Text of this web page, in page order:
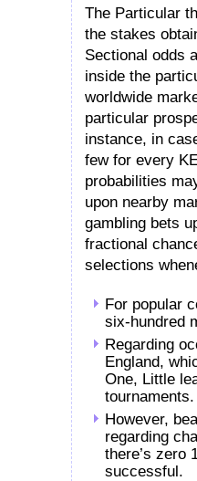
The Particular
the stakes
Sectional odds
inside the
worldwide
particular
instance, in
few for every
probabilities
upon nearby
gambling bets
fractional
selections
For popular
six-hundred
Regarding
England,
One, Little
tournaments.
However,
regarding
there’s zero
successful.